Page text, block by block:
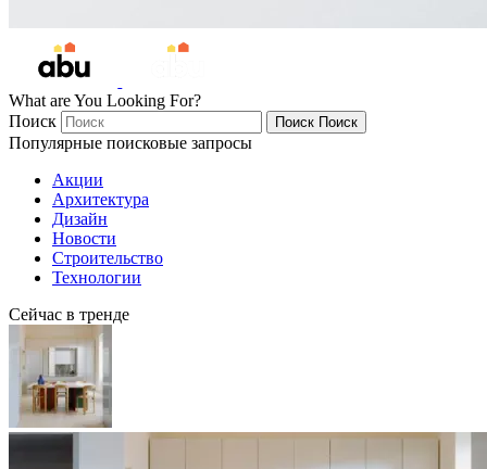
What are You Looking For?
Поиск
Поиск Поиск
Популярные поисковые запросы
Акции
Архитектура
Дизайн
Новости
Строительство
Технологии
Сейчас в тренде